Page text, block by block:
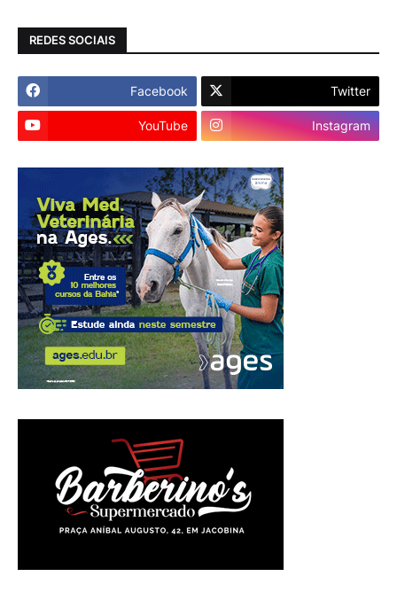
REDES SOCIAIS
Facebook Twitter
YouTube Instagram